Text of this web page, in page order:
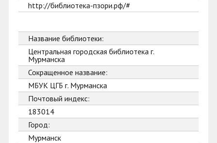
http://библиотека-пзори.рф/#
Название библиотеки:
Центральная городская библиотека г.
Мурманска
Сокращенное название:
МБУК ЦГБ г. Мурманска
Почтовый индекс:
183014
Город:
Мурманск